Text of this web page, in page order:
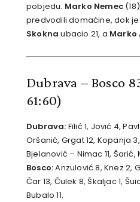
pobjedu. Marko Nemec
predvodili domaćine, dok
Skokna ubacio 21, a Marko
Dubrava – Bosco
61:60)
Dubrava: Filić 1, Jović 4,
Oršanić, Grgat 12, Kopanja
Bjelanović – Nimac 11, Šarić,
Bosco:Anzulović 8, Knez 2,
Čar 13, Čulek 8, Škaljac 1,
Bubalo 11.